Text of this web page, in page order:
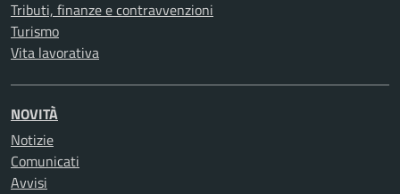
Tributi, finanze e contravvenzioni
Turismo
Vita lavorativa
NOVITÀ
Notizie
Comunicati
Avvisi